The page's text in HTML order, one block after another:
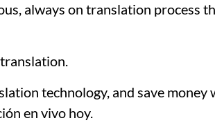
always on translation process
technology, and save
en vivo hoy.